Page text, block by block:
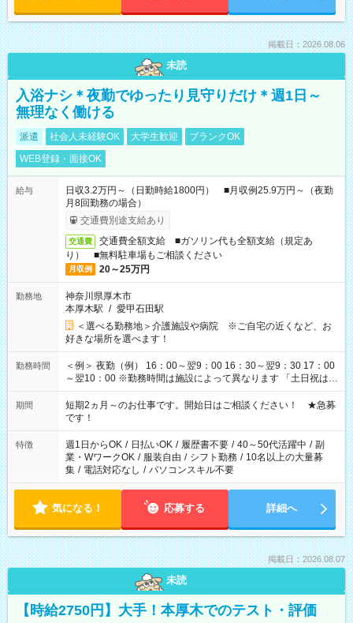
掲載日：2026.08.06
未読
入浴ナシ＊夜勤でゆったり見守りだけ＊週1日～
無理なく働ける
派遣 社会人未経験OK 大学生歓迎
ブランクOK
WEB登録・面接OK
給与
日収3.2万円～（日勤時給1800円） ■月収例25.9万円～（夜勤
月8回勤務の場合）
交通費別途支給あり
交通費
交通費全額支給 ■ガソリン代も全額支給（規定あ
り） ■無料駐車場もご相談ください
月収例 20～25万円
勤務地
神奈川県厚木市
本厚木駅 / 愛甲石田駅
＜選べる勤務地＞介護施設や病院 ※ご自宅の近くなど、お
好きな場所を選べます！
勤務時間
＜例＞ 夜勤（例） 16：00～翌9：00 16：30～翌9：30 17：00
～翌10：00 ※勤務時間は施設によって異なります 「土日祝は休
みたい」 「しっかり稼ぎたい」 「もう少し遅い時間から始めた
い」など ご希望にあったお仕事をご案内いたします。 ※未経験
の方の場合は1～2ヶ月間は日中での仕事を経験いただき、 お
仕事に慣れてからの夜勤になります。 ★家庭の都合でお休みが
必要な場合も遠慮なくご相談ください。
期間
短期2ヵ月～のお仕事です。開始日はご相談ください！ ★急募
です！
特徴 週1日からOK / 日払いOK / 履歴書不要 / 40～50代活躍中 / 副
業・WワークOK / 服装自由 / シフト勤務 / 10名以上の大量募
集 / 電話対応なし / パソコンスキル不要
気になる！ 応募する 詳細へ
掲載日：2026.08.07
未読
【時給2750円】大手！本厚木でのテスト・評価